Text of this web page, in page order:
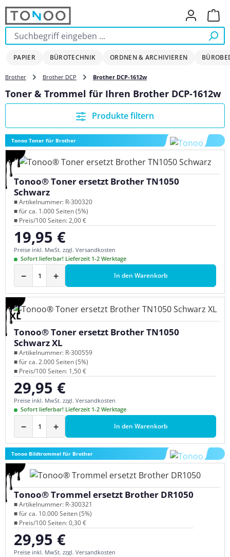
Zum Hauptinhalt springen
PAPIER BÜROTECHNIK ORDNEN & ARCHIVIEREN
Brother Brother DCP Brother DCP-1612w
Toner & Trommel für Ihren Brother DCP-1612w
Produkte filtern
Tonoo Toner für Brother
Tonoo® Toner ersetzt Brother TN1050
Schwarz
■ Artikelnummer: R-300320
■ für ca. 1.000 Seiten (5%)
■ Preis/100 Seiten: 2,00 €
Regulärer Preis:
19,95 €
Preise inkl. MwSt. zzgl. Versandkosten
Sofort lieferbar! Lieferzeit 1-2 Werktage
− + In den Warenkorb
XL
Tonoo® Toner ersetzt Brother TN1050
Schwarz XL
■ Artikelnummer: R-300559
■ für ca. 2.000 Seiten (5%)
■ Preis/100 Seiten: 1,50 €
Regulärer Preis:
29,95 €
Preise inkl. MwSt. zzgl. Versandkosten
Sofort lieferbar! Lieferzeit 1-2 Werktage
− + In den Warenkorb
Tonoo Bildtrommel für Brother
Tonoo® Trommel ersetzt Brother DR1050
■ Artikelnummer: R-300321
■ für ca. 10.000 Seiten (5%)
■ Preis/100 Seiten: 0,30 €
Regulärer Preis:
29,95 €
Preise inkl. MwSt. zzgl. Versandkosten